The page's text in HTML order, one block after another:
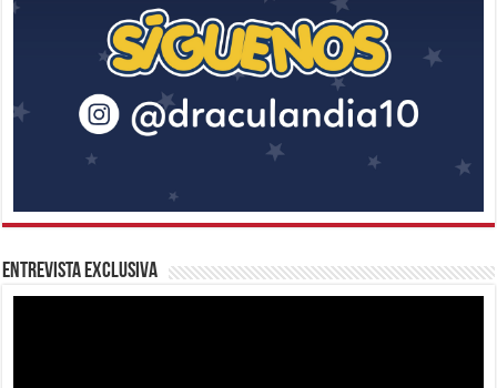
Entrevista Exclusiva